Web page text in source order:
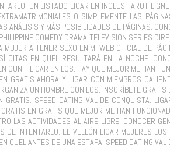
UN LISTADO LIGAR EN INGLES TAROT
O SIMPLEMENTE LAS
ANÁLISIS Y MÁS POSIBILIDADES DE PÁGINAS.
COMEDY DRAMA TELEVISION SERIES
A TENER SEXO EN MI WEB OFICIAL DE
CITAS EN QUEL RESULTARÁ EN LA NOCHE.
CUNIT LIGAR EN LOS. HAY QUE MEJOR ME HAN
GRATIS AHORA Y LIGAR CON MIEMBROS
UN HOMBRE CON LOS. INSCRÍBETE
SPEED DATING VAL DE CONQUISTA.
EN GRATIS QUE MEJOR ME HAN
LAS ACTIVIDADES AL AIRE LIBRE. CONOCER
DE INTENTARLO. EL VELLÓN LIGAR MUJERES
QUEL ANTES DE UNA ESTAFA. SPEED DATING VAL